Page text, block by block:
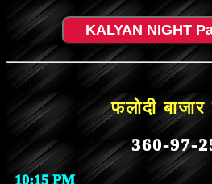
KALYAN NIGHT
फलोदी
360-97-
10:15 PM